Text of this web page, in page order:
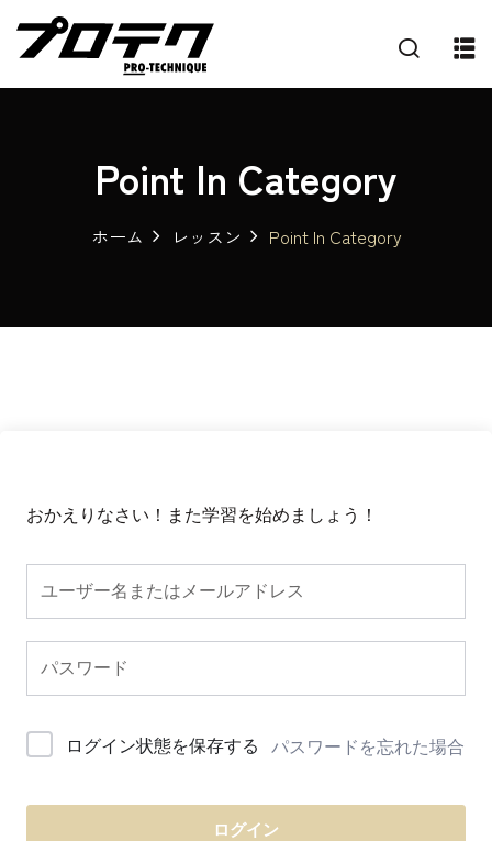
Point In Category
ホーム レッスン Point In Category
おかえりなさい！また学習を始めましょう！
ログイン状態を保存する パスワードを忘れた場合
ログイン